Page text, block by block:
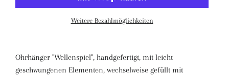
Weitere Bezahlmöglichkeiten
Ohrhänger "Wellenspiel", handgefertigt, mit leicht
geschwungenen Elementen, wechselweise gefüllt mit